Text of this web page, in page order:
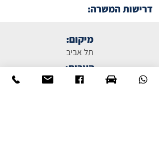
דרישות המשרה:
מיקום:
תל אביב
הערות:
משרה מלאה 17:00 – 8:00